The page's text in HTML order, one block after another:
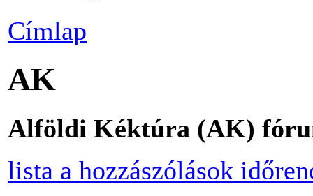
Címlap
AK
Alföldi Kéktúra (AK)
lista a hozzászólások